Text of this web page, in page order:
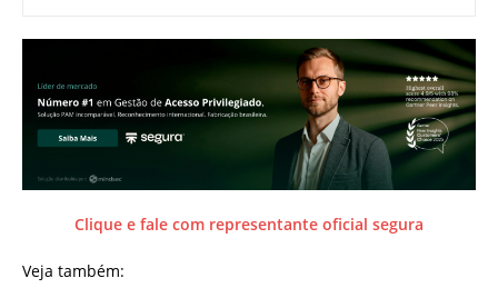
Clique e fale com representante oficial segura
Veja também: